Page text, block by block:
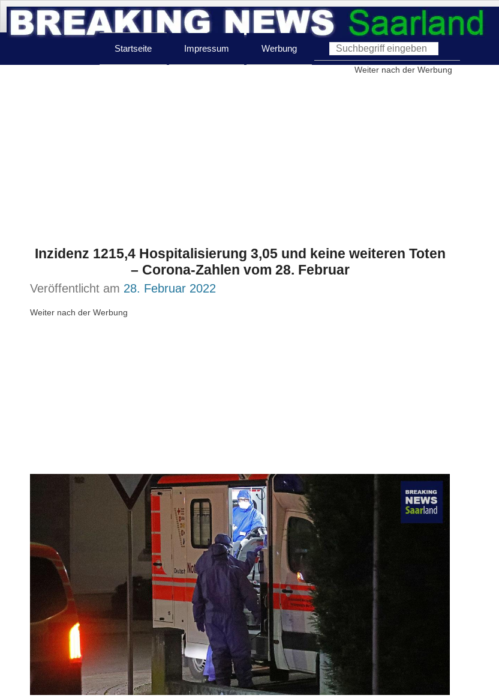
Startseite Impressum Werbung
Weiter nach der Werbung
Inzidenz 1215,4 Hospitalisierung 3,05 und keine weiteren Toten
– Corona-Zahlen vom 28. Februar
Veröffentlicht am 28. Februar 2022
Weiter nach der Werbung